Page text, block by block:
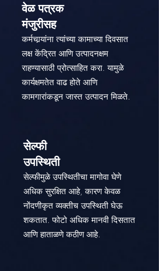
वेळ पत्रक
मंजुरीसह
कर्मचार्‍यांना त्यांच्या कामाच्या दिवसात
लक्ष केंद्रित आणि उत्पादनक्षम
राहण्यासाठी प्रोत्साहित करा. यामुळे
कार्यक्षमतेत वाढ होते आणि
कामगारांकडून जास्त उत्पादन मिळते.
सेल्फी
उपस्थिती
सेल्फीमुळे उपस्थितीचा मागोवा घेणे
अधिक सुरक्षित आहे, कारण केवळ
नोंदणीकृत व्यक्तीच उपस्थिती घेऊ
शकतात. फोटो अधिक मानवी दिसतात
आणि हाताळणे कठीण आहे.